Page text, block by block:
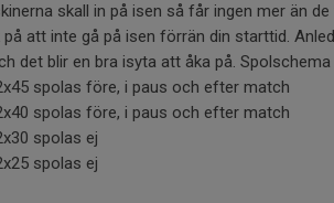
skall in på isen så får ingen mer än
på att inte gå på isen förrän din starttid.
det blir en bra isyta att åka på.
spolas före, i paus och efter match
spolas före, i paus och efter match
spolas ej
spolas ej